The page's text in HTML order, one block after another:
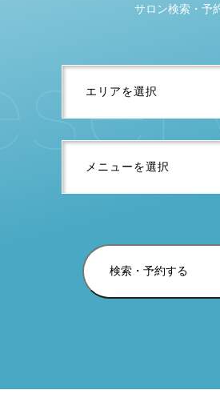
サロン検索・予
検索・予約する
ser